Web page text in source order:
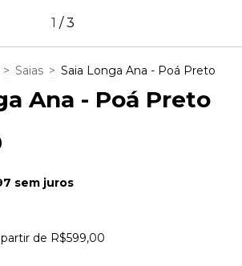
1 /3
> Saias > Saia Longa Ana - Poá Preto
Ana - Poá Preto
sem juros
de R$599,00